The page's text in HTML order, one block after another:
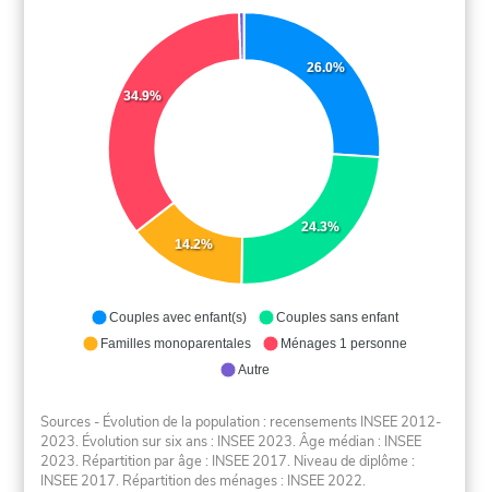
26.0%
24.3%
14.2%
34.9%
Couples avec enfant(s)
Couples sans enfant
Familles monoparentales
Ménages 1 personne
Autre
Sources - Évolution de la population : recensements INSEE 2012-
2023. Évolution sur six ans : INSEE 2023. Âge médian : INSEE
2023. Répartition par âge : INSEE 2017. Niveau de diplôme :
INSEE 2017. Répartition des ménages : INSEE 2022.